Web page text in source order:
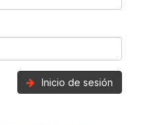
Inicio de sesión